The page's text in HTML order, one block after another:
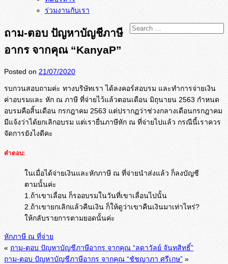
ร่วมงานกับเรา
ถาม-ตอบ ปัญหาบัญชีภาษี
อากร จากคุณ “KanyaP”
Posted on 21/07/2020
รบกวนสอบถามค่ะ ทางบริษัทเรา ได้ลงคอร์สอบรม และทำการจ่ายเงิน
ค่าอบรมและ หัก ณ ภาษี ที่จ่ายไว้แล้วตอนเดือน มิถุนายน 2563 กำหนด
อบรมคือสิ้นเดือน กรกฎาคม 2563 แต่ปรากฏว่าช่วงกลางเดือนกรกฎาคม
มีแจ้งว่าได้ยกเลิกอบรม แต่เรายื่นภาษีหัก ณ ที่จ่ายไปแล้ว กรณีนี้เราควร
จัดการยังไงดีคะ
คำตอบ:
ในเมื่อได้จ่ายเงินและหักภาษี ณ ที่จ่ายนำส่งแล้ว ก็ลงบัญชี
ตามนั้นค่ะ
1.ถ้าเขาเลื่อน ก็รออบรมในวันที่เขาเลื่อนไปนั้น
2.ถ้าเขายกเลิกแล้วคืนเงิน ก็ให้ดูว่าเขาคืนเงินมาเท่าไหร่?
ให้กลับรายการตามยอดนั้นค่ะ
หักภาษี ณ ที่จ่าย
« ถาม-ตอบ ปัญหาบัญชีภาษีอากร จากคุณ “ลดาวัลย์ จันทสิทธิ์”
ถาม-ตอบ ปัญหาบัญชีภาษีอากร จากคุณ “ชัชญาภา ศรีเกษ” »